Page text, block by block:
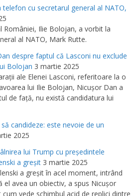
cu secretarul general al NATO,
României, Ilie Bolojan, a vorbit la
al NATO, Mark Rutte.
despre faptul că Lasconi nu exclude
Bolojan 3 martie 2025
ale Elenei Lasconi, referitoare la o
lui Ilie Bolojan, Nicuşor Dan a
de faţă, nu există candidatura lui
candideze: este nevoie de un
2025
lui Trump cu preşedintele
a greşit 3 martie 2025
a greşit în acel moment, intrând
avea un obiectiv, a spus Nicuşor
vede schimbul acid de replici dintre